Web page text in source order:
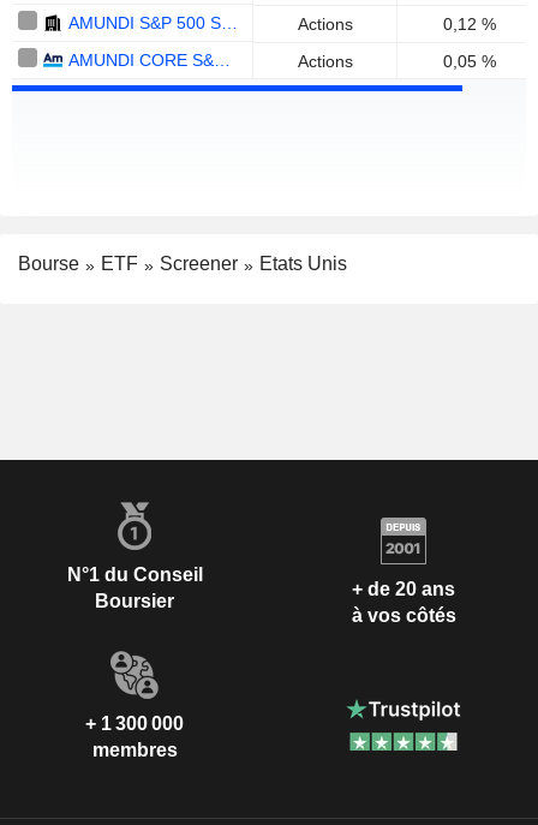
Actions
0,12 %
Actions 0,05 %
Bourse ETF Screener Etats Unis
N°1 du Conseil
Boursier
+ de 20 ans
à vos côtés
+ 1 300 000
membres